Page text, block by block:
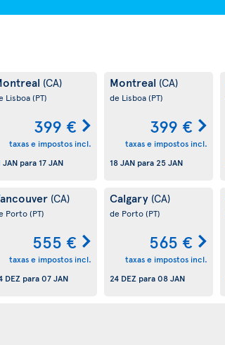
(CA)
Lisboa(PT)
399 €
taxas e impostos incl.
JANpara 17 JAN
Montreal (CA)
de Lisboa(PT)
399 €
taxas e impostos incl.
18 JANpara25 JAN
(CA)
Porto(PT)
555 €
taxas e impostos incl.
DEZpara07 JAN
Calgary (CA)
de Porto(PT)
565 €
taxas e impostos incl.
24 DEZpara08 JAN